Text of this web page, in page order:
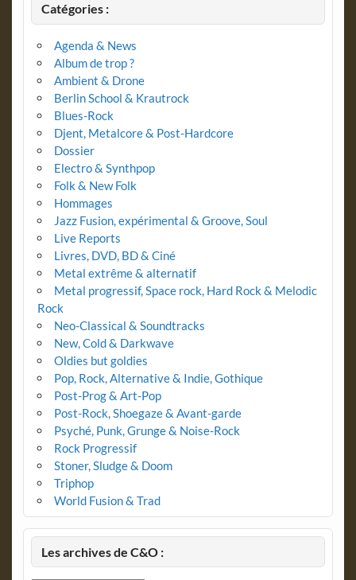
Catégories :
Agenda & News
Album de trop ?
Ambient & Drone
Berlin School & Krautrock
Blues-Rock
Djent, Metalcore & Post-Hardcore
Dossier
Electro & Synthpop
Folk & New Folk
Hommages
Jazz Fusion, expérimental & Groove, Soul
Live Reports
Livres, DVD, BD & Ciné
Metal extrême & alternatif
Metal progressif, Space rock, Hard Rock & Melodic
Rock
Neo-Classical & Soundtracks
New, Cold & Darkwave
Oldies but goldies
Pop, Rock, Alternative & Indie, Gothique
Post-Prog & Art-Pop
Post-Rock, Shoegaze & Avant-garde
Psyché, Punk, Grunge & Noise-Rock
Rock Progressif
Stoner, Sludge & Doom
Triphop
World Fusion & Trad
Les archives de C&O :